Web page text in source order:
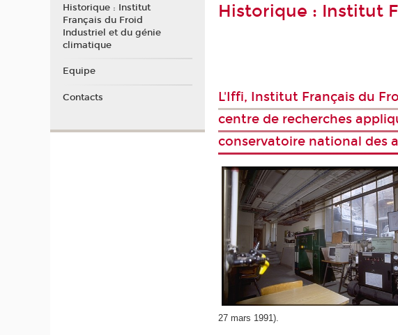
Historique : Institut
L'Iffi, Institut Français du
centre de recherches
conservatoire national des
27 mars 1991).
Historique : Institut
Français du Froid
Industriel et du génie
climatique
Equipe
Contacts